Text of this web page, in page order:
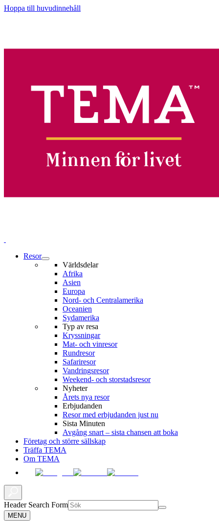
Hoppa till huvudinnehåll
Resor
Världsdelar
Afrika
Asien
Europa
Nord- och Centralamerika
Oceanien
Sydamerika
Typ av resa
Kryssningar
Mat- och vinresor
Rundresor
Safariresor
Vandringsresor
Weekend- och storstadsresor
Nyheter
Årets nya resor
Erbjudanden
Resor med erbjudanden just nu
Sista Minuten
Avgång snart – sista chansen att boka
Företag och större sällskap
Träffa TEMA
Om TEMA
Header Search Form
MENU